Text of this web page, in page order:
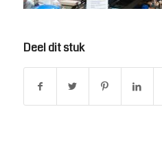
Deel dit stuk